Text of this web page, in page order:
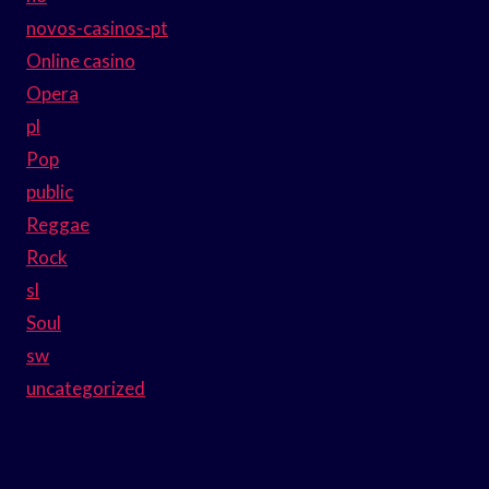
novos-casinos-pt
Online casino
Opera
pl
Pop
public
Reggae
Rock
sl
Soul
sw
uncategorized